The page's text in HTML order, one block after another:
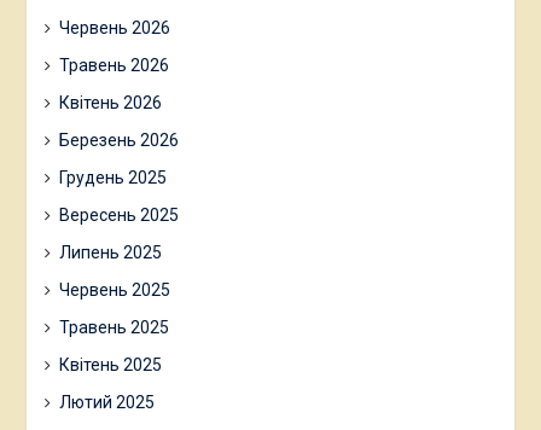
Червень 2026
Травень 2026
Квітень 2026
Березень 2026
Грудень 2025
Вересень 2025
Липень 2025
Червень 2025
Травень 2025
Квітень 2025
Лютий 2025